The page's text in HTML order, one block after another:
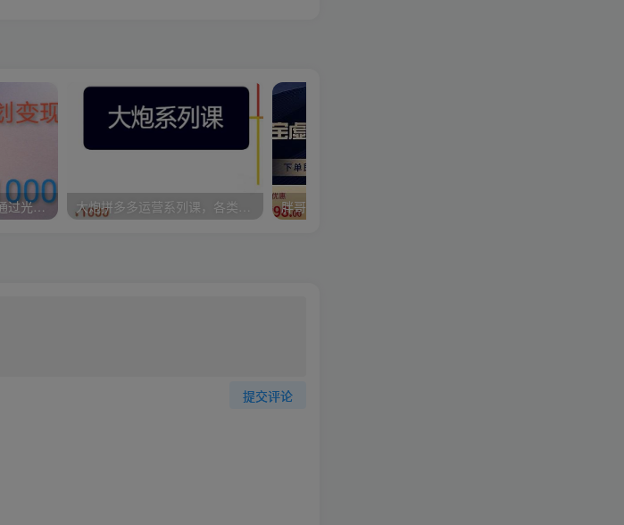
如何利用快手风景号，通过光合计划，实现单号月入1000+（附详细教程及制作软件） 大炮拼多多运营系列课，各类​玩法合集，拼多多运营玩法实操
提交评论